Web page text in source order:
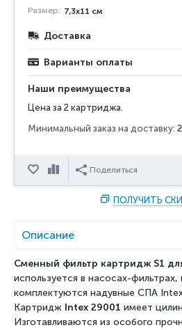
Размер: 7,3х11 см
Доставка
Варианты оплаты
Наши преимущества
Цена за 2 картриджа.
Минимальный заказ на доставку:
ОтложитьСравнитьПоделиться
ПОЛУЧИТЬ
Описание
Сменный фильтр картридж S1
используется в насосах-
комплектуются надувные СПА
Картридж Intex 29001 имеет
Изготавливаются из особого